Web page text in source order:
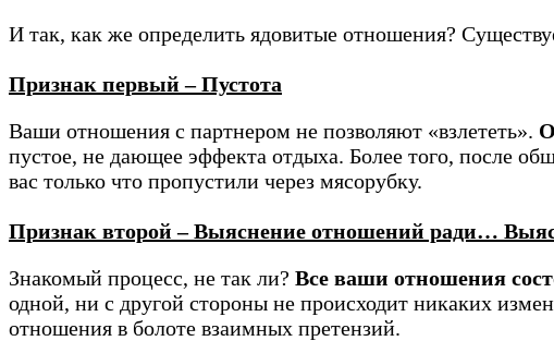
И так, как же определить ядовитые отношения?
Признак первый – Пустота
Ваши отношения с партнером не позволяют «взлететь».
пустое, не дающее эффекта отдыха. Более того, после
вас только что пропустили через мясорубку.
Признак второй – Выяснение отношений ради…
Знакомый процесс, не так ли? Все ваши отношения
одной, ни с другой стороны не происходит никаких
отношения в болоте взаимных претензий.